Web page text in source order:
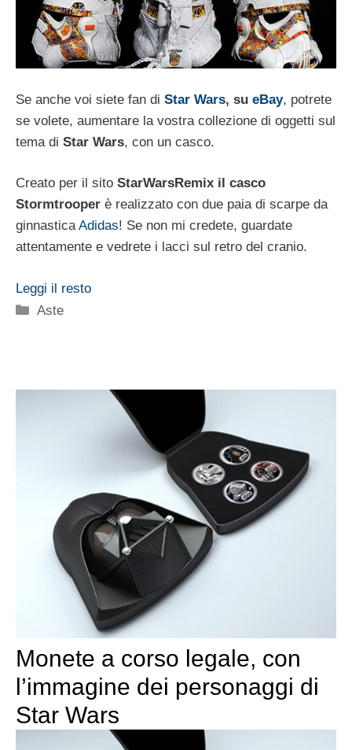
Se anche voi siete fan di Star Wars, su eBay, potrete
se volete, aumentare la vostra collezione di oggetti sul
tema di Star Wars, con un casco.
Creato per il sito StarWarsRemix il casco
Stormtrooper è realizzato con due paia di scarpe da
ginnasticaAdidas! Se non mi credete, guardate
attentamente e vedrete i lacci sul retro del cranio.
Leggi il resto
Categorie
Aste
Monete a corso legale, con
l’immagine dei personaggi di
Star Wars